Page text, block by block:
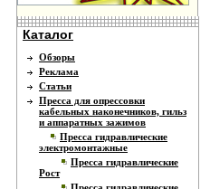
Каталог
Обзоры
Реклама
Статьи
Пресса для опрессовки
кабельных наконечников, гильз
и аппаратных зажимов
Пресса гидравлические
электромонтажные
Пресса гидравлические
Рост